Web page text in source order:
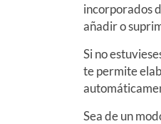
incorporados
añadir o
Si no
te permite
Sea de un